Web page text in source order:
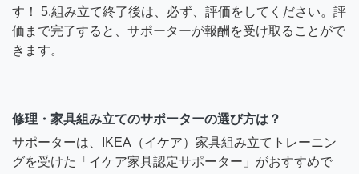
す！ 5.組み立て終了後は、必ず、評価をしてください。評
価まで完了すると、サポーターが報酬を受け取ることがで
きます。
修理・家具組み立てのサポーターの選び方は？
サポーターは、IKEA（イケア）家具組み立てトレーニン
グを受けた「イケア家具認定サポーター」がおすすめで